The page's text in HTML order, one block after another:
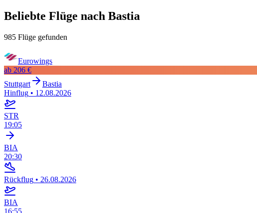
Beliebte Flüge nach Bastia
985 Flüge gefunden
Eurowings
ab 206 €
Stuttgart
Bastia
Hinflug • 12.08.2026
STR
19:05
BIA
20:30
Rückflug • 26.08.2026
BIA
16:55